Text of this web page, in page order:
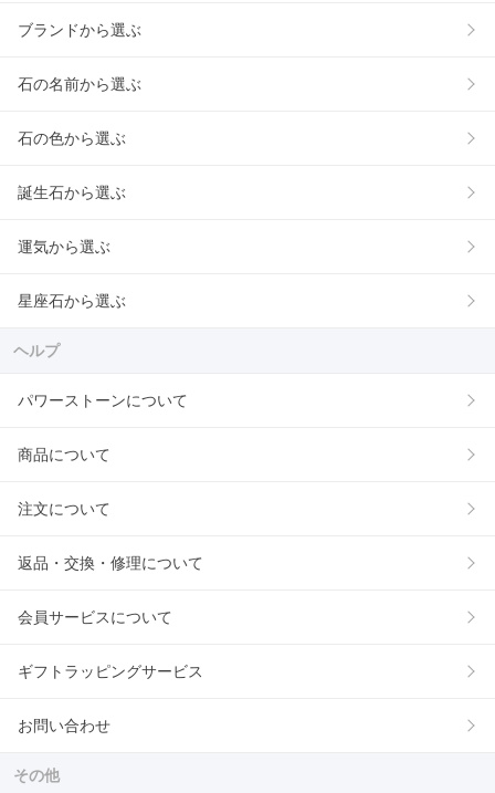
ブランドから選ぶ
石の名前から選ぶ
石の色から選ぶ
誕生石から選ぶ
運気から選ぶ
星座石から選ぶ
ヘルプ
パワーストーンについて
商品について
注文について
返品・交換・修理について
会員サービスについて
ギフトラッピングサービス
お問い合わせ
その他